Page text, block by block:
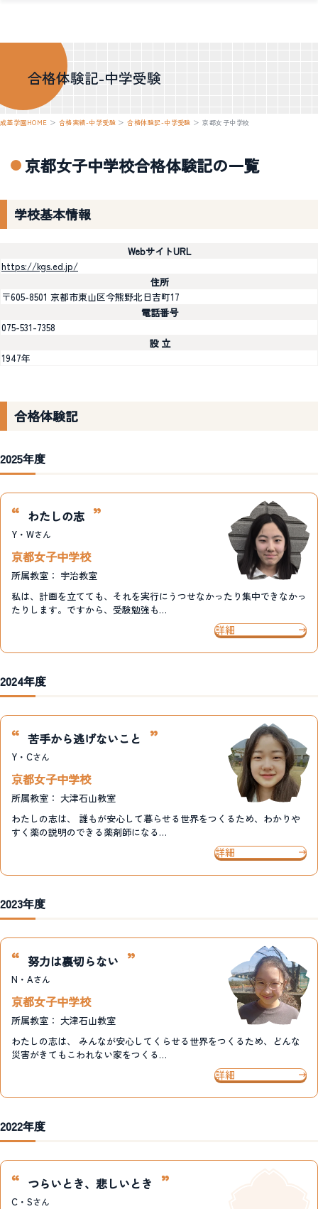
合格体験記-中学受験
成基学園HOME ＞ 合格実績-中学受験 ＞合格体験記-中学受験 ＞京都女子中学校
京都女子中学校合格体験記の一覧
学校基本情報
WebサイトURL
https://kgs.ed.jp/
住所
〒605-8501 京都市東山区今熊野北日吉町17
電話番号
075-531-7358
設 立
1947年
合格体験記
2025年度
わたしの志
Y・Wさん
京都女子中学校
所属教室： 宇治教室
私は、計画を立てても、それを実行にうつせなかったり集中できなかっ
たりします。ですから、受験勉強も…
詳細
2024年度
苦手から逃げないこと
Y・Cさん
京都女子中学校
所属教室： 大津石山教室
わたしの志は、 誰もが安心して暮らせる世界をつくるため、わかりや
すく薬の説明のできる薬剤師になる…
詳細
2023年度
努力は裏切らない
N・Aさん
京都女子中学校
所属教室： 大津石山教室
わたしの志は、 みんなが安心してくらせる世界をつくるため、どんな
災害がきてもこわれない家をつくる…
詳細
2022年度
つらいとき、悲しいとき
C・Sさん